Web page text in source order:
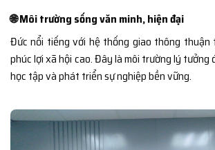
🌐 Môi trường sống văn minh, hiện đại
Đức nổi tiếng với hệ thống giao thông
phúc lợi xã hội cao. Đây là môi trường lý tưởng
học tập và phát triển sự nghiệp bền vững.